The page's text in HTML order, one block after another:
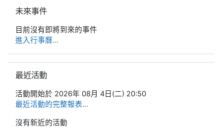
未來事件
目前沒有即將到來的事件
進入行事曆...
最近活動
活動開始於 2026年 08月 4日(二) 20:50
最近活動的完整報表...
沒有新近的活動